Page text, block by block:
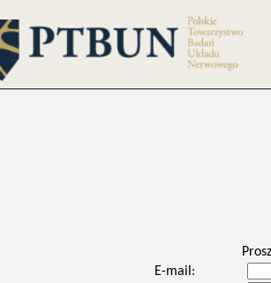
E-mail: